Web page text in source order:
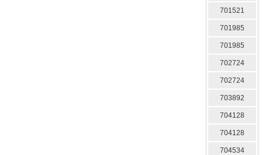
701521
701985
701985
702724
702724
703892
704128
704128
704534